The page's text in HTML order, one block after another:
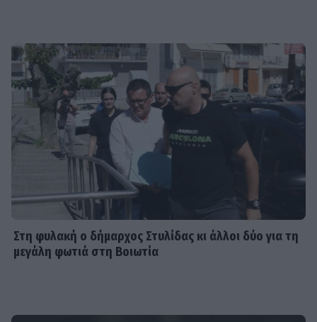
Στη φυλακή ο δήμαρχος Στυλίδας κι άλλοι δύο για τη
μεγάλη φωτιά στη Βοιωτία